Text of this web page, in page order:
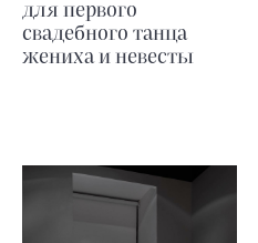
для первого
свадебного танца
жениха и невесты